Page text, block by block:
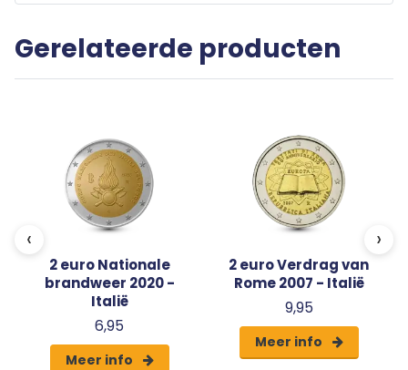
capsule met een algemeen certificaat van
Gerelateerde producten
‹
2 euro Nationale
brandweer 2020 -
Italië
6,95
Meer info
2 euro Verdrag van
Rome 2007 - Italië
9,95
Meer info
›